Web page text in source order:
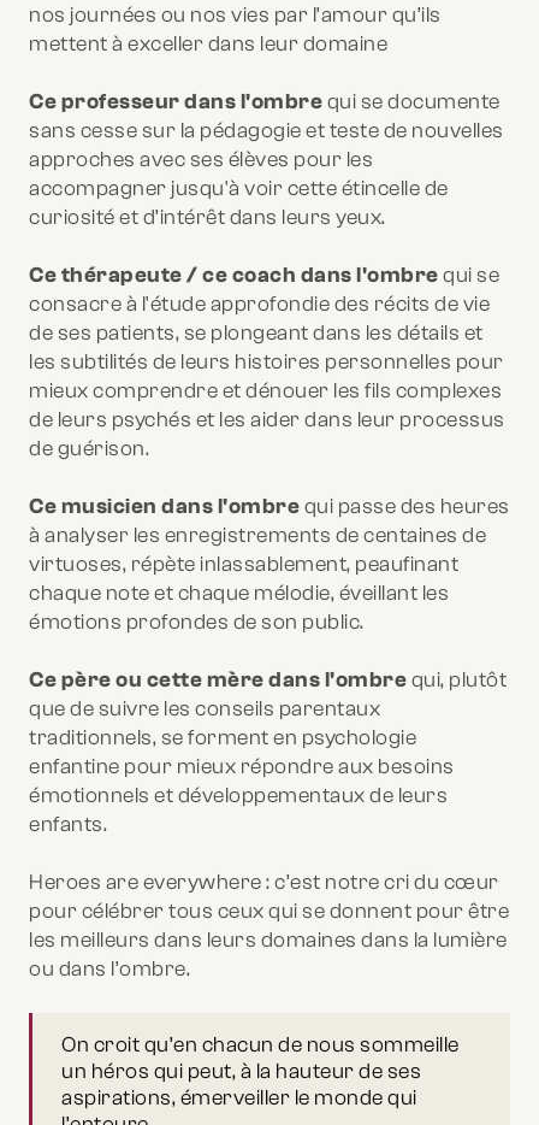
nos journées ou nos vies par l’amour qu’ils
mettent à exceller dans leur domaine
Ce professeur dans l'ombrequi se documente
sans cesse sur la pédagogie et teste de nouvelles
approches avec ses élèves pour les
accompagner jusqu'à voir cette étincelle de
curiosité et d’intérêt dans leurs yeux.
Ce thérapeute / ce coach dans l'ombrequi se
consacre à l'étude approfondie des récits de vie
de ses patients, se plongeant dans les détails et
les subtilités de leurs histoires personnelles pour
mieux comprendre et dénouer les fils complexes
de leurs psychés et les aider dans leur processus
de guérison.
Ce musicien dans l'ombrequi passe des heures
à analyser les enregistrements de centaines de
virtuoses, répète inlassablement, peaufinant
chaque note et chaque mélodie, éveillant les
émotions profondes de son public.
Ce père ou cette mère dans l'ombrequi, plutôt
que de suivre les conseils parentaux
traditionnels, se forment en psychologie
enfantine pour mieux répondre aux besoins
émotionnels et développementaux de leurs
enfants.
Heroes are everywhere : c’est notre cri du cœur
pour célébrer tous ceux qui se donnent pour être
les meilleurs dans leurs domaines dans la lumière
ou dans l’ombre.
On croit qu’en chacun de nous sommeille
un héros qui peut, à la hauteur de ses
aspirations, émerveiller le monde qui